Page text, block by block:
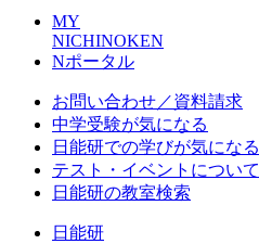
MY
NICHINOKEN
Nポータル
お問い合わせ／資料請求
中学受験が気になる
日能研での学びが気になる
テスト・イベントについて
日能研の教室検索
日能研